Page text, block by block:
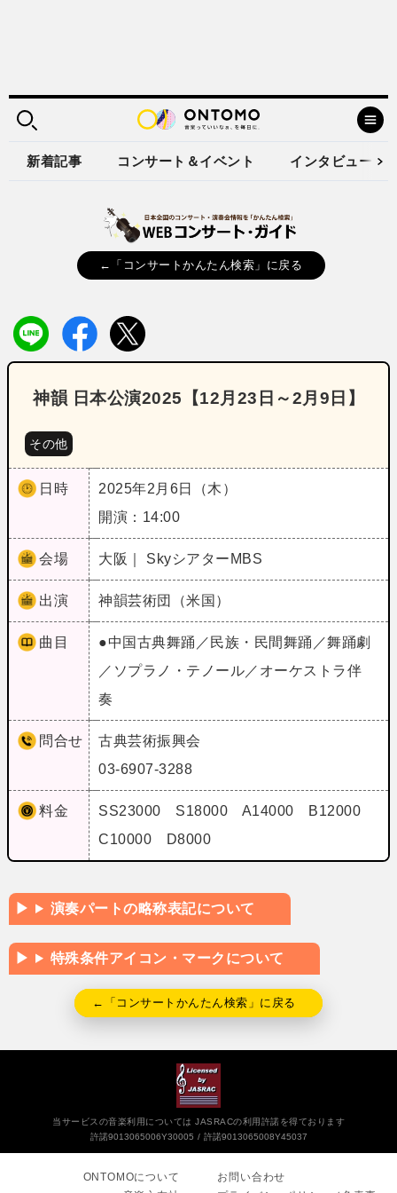
新着記事 コンサート＆イベント インタビュー
←「コンサートかんたん検索」に戻る
神韻 日本公演2025【12月23日～2月9日】
その他
日時
2025年2月6日（木）
開演：14:00
会場 大阪｜ SkyシアターMBS
出演 神韻芸術団（米国）
曲目
●中国古典舞踊／民族・民間舞踊／舞踊劇
／ソプラノ・テノール／オーケストラ伴
奏
問合せ
古典芸術振興会
03-6907-3288
料金
SS23000 S18000 A14000 B12000
C10000 D8000
演奏パートの略称表記について
特殊条件アイコン・マークについて
←「コンサートかんたん検索」に戻る
当サービスの音楽利用については JASRACの利用許諾を得ております
許諾9013065006Y30005
許諾9013065008Y45037
ONTOMOについて
お問い合わせ